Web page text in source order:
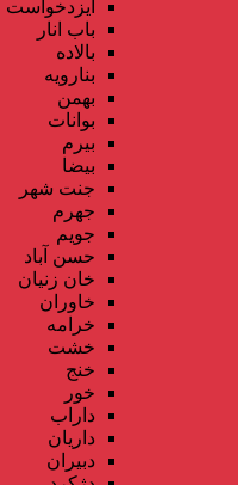
ایزدخواست
باب انار
بالاده
بنارویه
بهمن
بوانات
بیرم
بیضا
جنت شهر
جهرم
جویم
حسن آباد
خان زنیان
خاوران
خرامه
خشت
خنج
خور
داراب
داریان
دبیران